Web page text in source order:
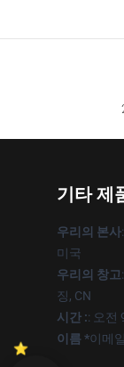
기타 제
우리의 본사
미국
우리의 창고
징, CN
시간 :: 오전
이름 *이메